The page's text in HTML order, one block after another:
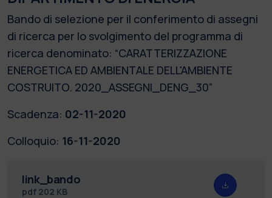
Bando di selezione per il conferimento di assegni
di ricerca per lo svolgimento del programma di
ricerca denominato: “CARATTERIZZAZIONE
ENERGETICA ED AMBIENTALE DELL'AMBIENTE
COSTRUITO. 2020_ASSEGNI_DENG_30”
Scadenza: 02-11-2020
Colloquio: 16-11-2020
link_bando
pdf 202 KB